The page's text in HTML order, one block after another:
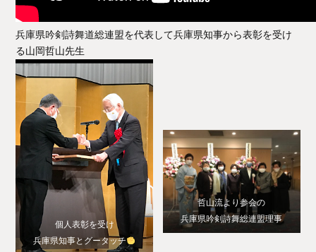
兵庫県吟剣詩舞道総連盟を代表して兵庫県知事から表彰を受け
る山岡哲山先生
個人表彰を受け
兵庫県知事とグータッチ
哲山流より参会の
兵庫県吟剣詩舞総連盟理事